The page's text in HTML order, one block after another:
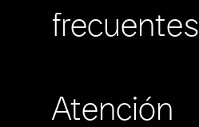
frecuentes
Atención